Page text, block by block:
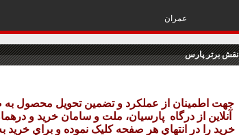
عمران
نقش برتر پارس
جهت اطمينان از عملکرد و تضمين تحويل محصول
آنلاين از درگاه پارسيان، ملت و سامان خريد و
خريد را در انتهاي هر صفحه کليک نموده و براي خريد